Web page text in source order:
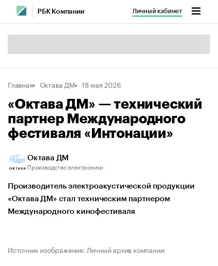
РБК Компании Личный кабинет
Главная Октава ДМ 18 мая 2026
«Октава ДМ» — технический
партнер Международного
фестиваля «Интонации»
Октава ДМ
Производство электроники
Производитель электроакустической продукции
«Октава ДМ» стал техническим партнером
Международного кинофестиваля
Источник изображения: Личный архив компании